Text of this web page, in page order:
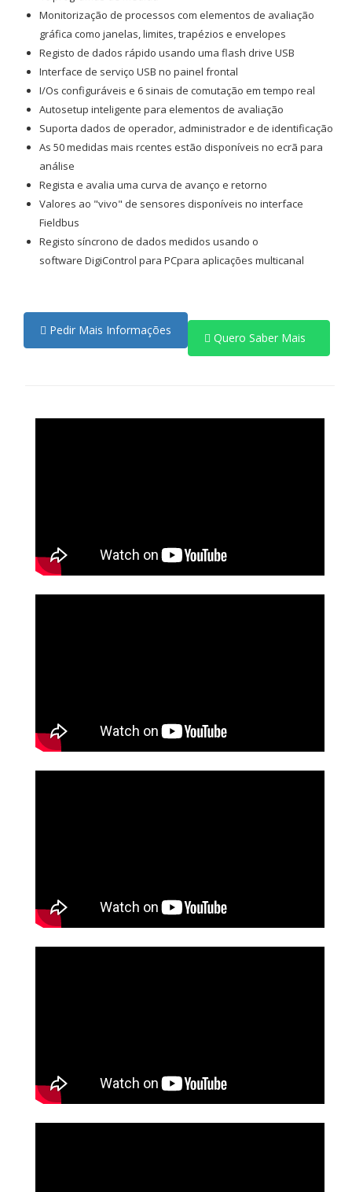
Monitorização de processos com elementos de avaliação
gráfica como janelas, limites, trapézios e envelopes
Registo de dados rápido usando uma flash drive USB
Interface de serviço USB no painel frontal
I/Os configuráveis e 6 sinais de comutação em tempo real
Autosetup inteligente para elementos de avaliação
Suporta dados de operador, administrador e de identificação
As 50 medidas mais rcentes estão disponíveis no ecrã para
análise
Regista e avalia uma curva de avanço e retorno
Valores ao "vivo" de sensores disponíveis no interface
Fieldbus
Registo síncrono de dados medidos usando o
software DigiControl para PCpara aplicações multicanal
Pedir Mais Informações
Quero Saber Mais